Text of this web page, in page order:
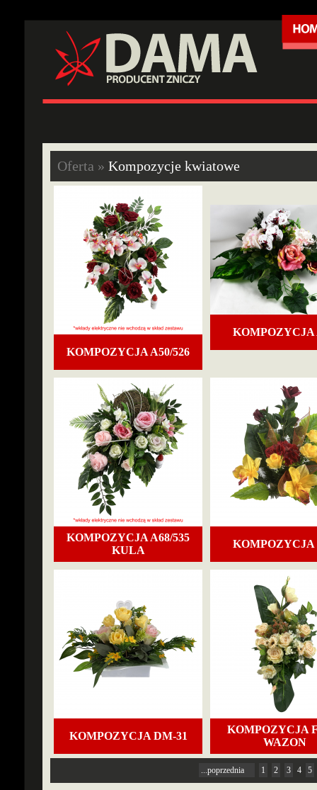
Oferta » Kompozycje kwiatowe
KOMPOZYCJA A50/526
KOMPOZYCJA
KOMPOZYCJA A68/535
KULA
KOMPOZYCJA
KOMPOZYCJA DM-31
KOMPOZYCJA
WAZON
...poprzednia 1 2 3 4 5